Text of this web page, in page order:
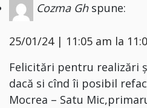
Cozma Gh spune:
25/01/24 | 11:05 am la
Felicitări pentru realizări
dacă si cînd îi posibil
Mocrea – Satu